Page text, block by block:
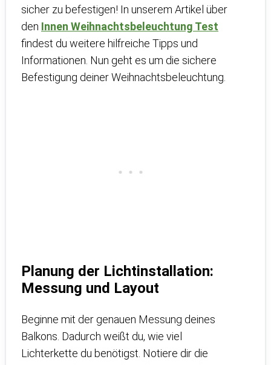
sicher zu befestigen! In unserem Artikel über
den Innen Weihnachtsbeleuchtung Test
findest du weitere hilfreiche Tipps und
Informationen. Nun geht es um die sichere
Befestigung deiner Weihnachtsbeleuchtung.
Planung der Lichtinstallation:
Messung und Layout
Beginne mit der genauen Messung deines
Balkons. Dadurch weißt du, wie viel
Lichterkette du benötigst. Notiere dir die